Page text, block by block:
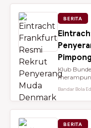
BERITA
Klub
Bandar Bola
BERITA